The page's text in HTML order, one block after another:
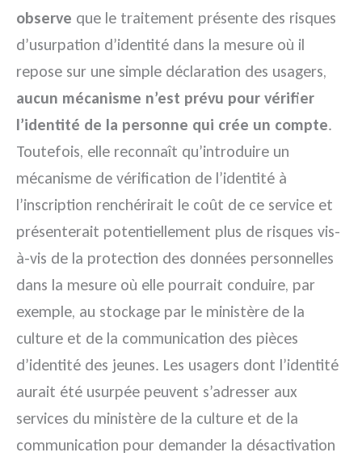
observe que le traitement présente des risques
d’usurpation d’identité dans la mesure où il
repose sur une simple déclaration des usagers,
aucun mécanisme n’est prévu pour vérifier
l’identité de la personne qui crée un compte.
Toutefois, elle reconnaît qu’introduire un
mécanisme de vérification de l’identité à
l’inscription renchérirait le coût de ce service et
présenterait potentiellement plus de risques vis-
à-vis de la protection des données personnelles
dans la mesure où elle pourrait conduire, par
exemple, au stockage par le ministère de la
culture et de la communication des pièces
d’identité des jeunes. Les usagers dont l’identité
aurait été usurpée peuvent s’adresser aux
services du ministère de la culture et de la
communication pour demander la désactivation